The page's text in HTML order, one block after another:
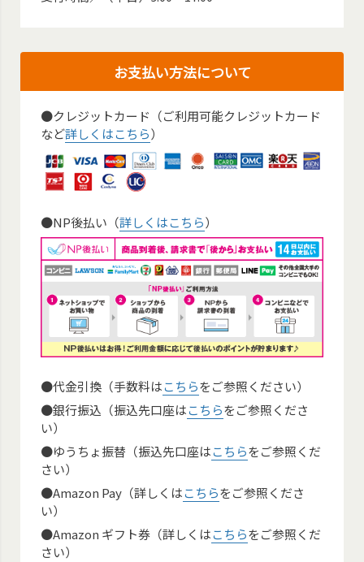
お支払い方法について
●クレジットカード（ご利用可能クレジットカード
など詳しくはこちら）
●NP後払い（詳しくはこちら）
●代金引換（手数料はこちらをご参照ください）
●銀行振込（振込先口座はこちらをご参照くださ
い）
●ゆうちょ振替（振込先口座はこちらをご参照くだ
さい）
●Amazon Pay（詳しくはこちらをご参照くださ
い）
●Amazon ギフト券（詳しくはこちらをご参照くだ
さい）